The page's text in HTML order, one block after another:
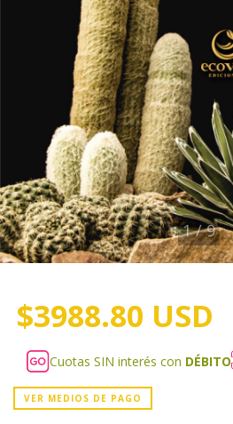
1/9
$3988.80 USD
Cuotas SIN interés con DÉBITO
VER MEDIOS DE PAGO